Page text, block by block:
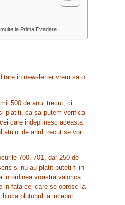
la Prima Evadare
in newsletter vrem sa o
500 de anul trecut, ci
platiti, ca sa putem verifica
care indeplinesc aceasta
de anul trecut se vor
700, 701, dar 250 de
si nu au platit puteti fi in
in ordinea voastra valorica.
in fata cei care se opresc la
plutonul la inceput.